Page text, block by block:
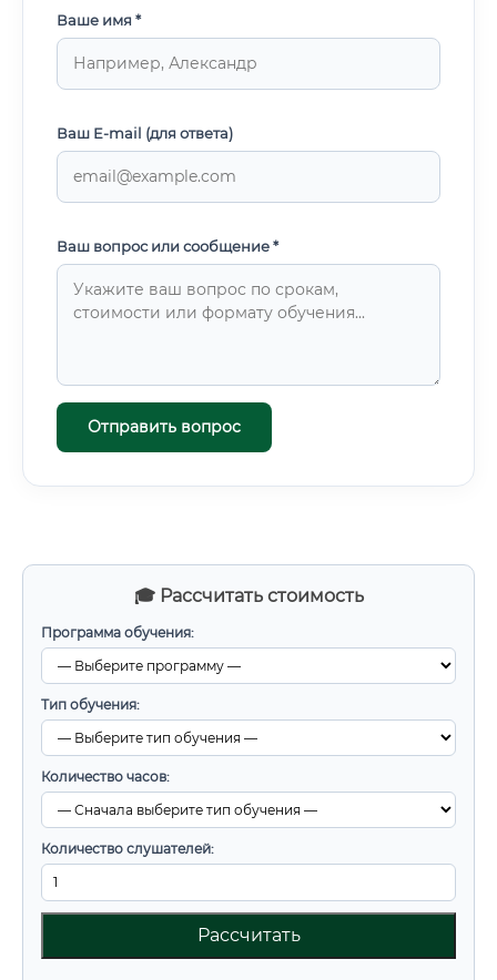
🎓 Рассчитать стоимость
Программа обучения:
Тип обучения:
Количество часов:
Количество слушателей:
Рассчитать
Ваше имя *
Ваш E-mail (для ответа)
Ваш вопрос или сообщение *
Отправить вопрос